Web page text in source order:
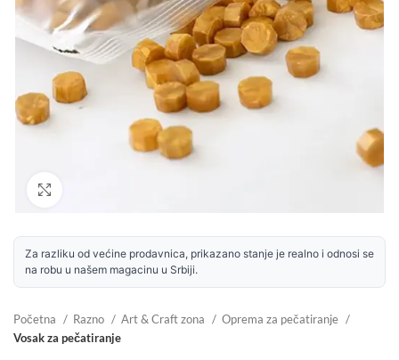
Za razliku od većine prodavnica, prikazano stanje je realno i odnosi se
na robu u našem magacinu u Srbiji.
Početna Razno Art & Craft zona
Oprema za pečatiranje
Vosak za pečatiranje